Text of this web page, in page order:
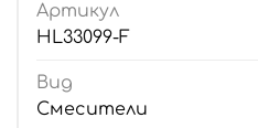
Артикул
HL33099-F
Вид
Смесители